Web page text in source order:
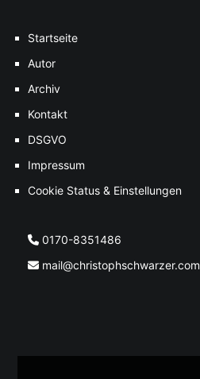
Startseite
Autor
Archiv
Kontakt
DSGVO
Impressum
Cookie Status & Einstellungen
0170-8351486
mail@christophschwarzer.com